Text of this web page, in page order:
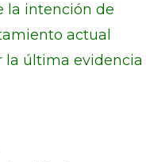
la intención de
actual
la última evidencia